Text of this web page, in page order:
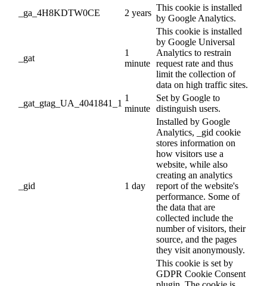
_ga_4H8KDTW0CE
2 years
This cookie is installed
by Google Analytics.
_gat
1
minute
This cookie is installed
by Google Universal
Analytics to restrain
request rate and thus
limit the collection of
data on high traffic sites.
_gat_gtag_UA_4041841_1
1
minute
Set by Google to
distinguish users.
_gid 1 day
Installed by Google
Analytics, _gid cookie
stores information on
how visitors use a
website, while also
creating an analytics
report of the website's
performance. Some of
the data that are
collected include the
number of visitors, their
source, and the pages
they visit anonymously.
This cookie is set by
GDPR Cookie Consent